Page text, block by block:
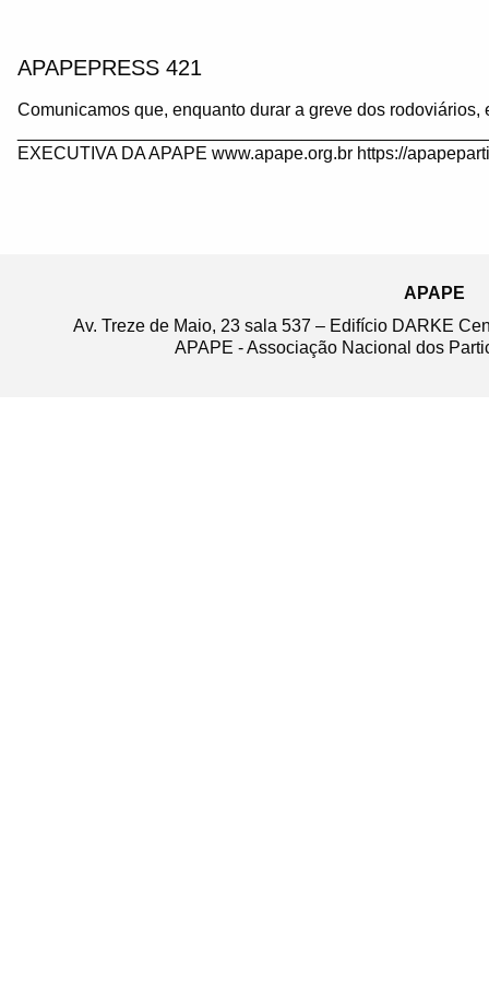
APAPEPRESS 421
Comunicamos que, enquanto durar a greve dos
EXECUTIVA DA APAPE www.apape.org.br https://
APAPE
Av. Treze de Maio, 23 sala 537 – Edifício DARKE
APAPE - Associação Nacional dos